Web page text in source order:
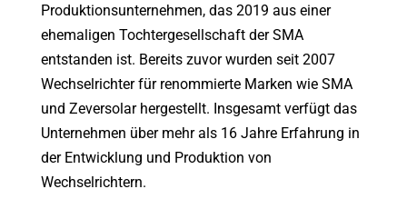
Produktionsunternehmen, das 2019 aus einer
ehemaligen Tochtergesellschaft der SMA
entstanden ist. Bereits zuvor wurden seit 2007
Wechselrichter für renommierte Marken wie SMA
und Zeversolar hergestellt. Insgesamt verfügt das
Unternehmen über mehr als 16 Jahre Erfahrung in
der Entwicklung und Produktion von
Wechselrichtern.